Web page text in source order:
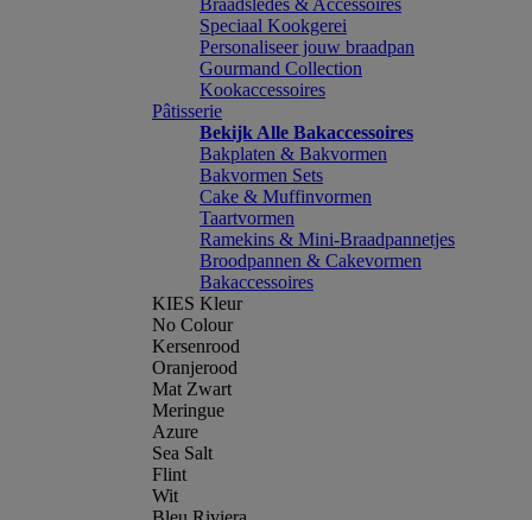
Braadsledes & Accessoires
Speciaal Kookgerei
Personaliseer jouw braadpan
Gourmand Collection
Kookaccessoires
Pâtisserie
Bekijk Alle Bakaccessoires
Bakplaten & Bakvormen
Bakvormen Sets
Cake & Muffinvormen
Taartvormen
Ramekins & Mini-Braadpannetjes
Broodpannen & Cakevormen
Bakaccessoires
KIES Kleur
No Colour
Kersenrood
Oranjerood
Mat Zwart
Meringue
Azure
Sea Salt
Flint
Wit